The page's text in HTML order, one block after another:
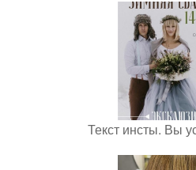
Текст инсты. Вы